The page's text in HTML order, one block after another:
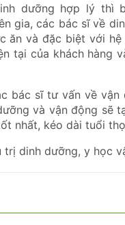
dưỡng hợp lý thì
gia, các bác sĩ về
ăn và đặc biệt với
tại của khách
bác sĩ tư vấn về
và vận động sẽ
nhất, kéo dài tuổi
dinh dưỡng, y học